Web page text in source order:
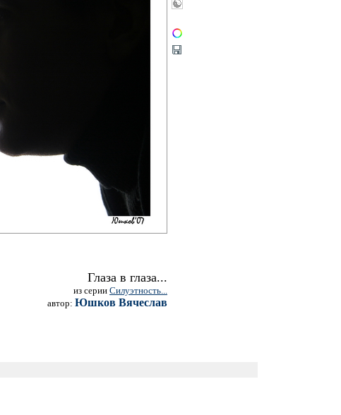
Глаза в глаза...
из серии Силуэтность...
автор: Юшков Вячеслав